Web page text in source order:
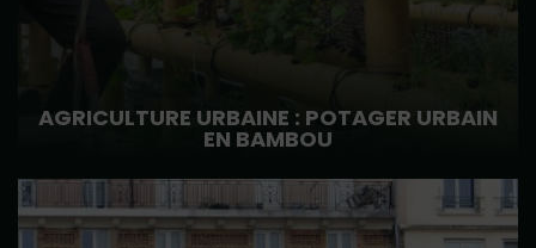
AGRICULTURE URBAINE : POTAGER URBAIN
EN BAMBOU